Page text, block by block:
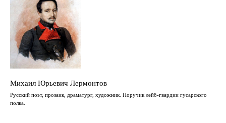
Михаил Юрьевич Лермонтов
Русский поэт, прозаик, драматург, художник. Поручик лейб-гвардии гусарского
полка.